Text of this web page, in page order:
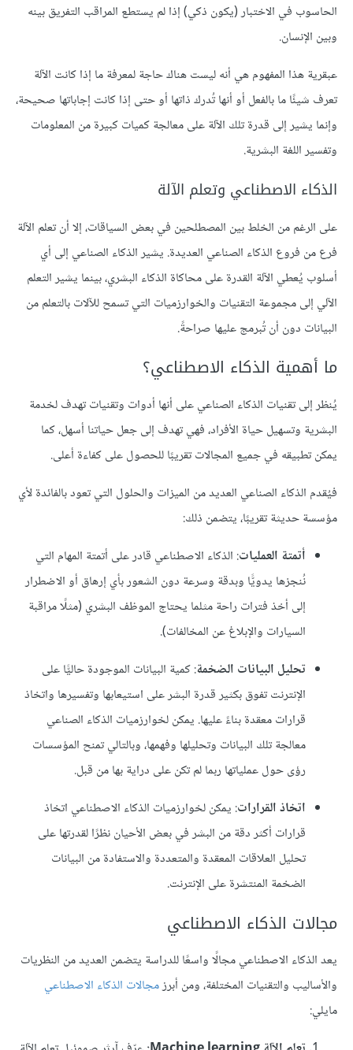
الحاسوب في الاختبار (يكون ذكي) إذا لم يستطع المراقب التفريق بينه
وبين الإنسان.
عبقرية هذا المفهوم هي أنه ليست هناك حاجة لمعرفة ما إذا كانت الآلة
تعرف شيئًا ما بالفعل أو أنها تُدرك ذاتها أو حتى إذا كانت إجاباتها صحيحة،
وإنما يشير إلى قدرة تلك الآلة على معالجة كميات كبيرة من المعلومات
وتفسير اللغة البشرية.
الذكاء الاصطناعي وتعلم الآلة
على الرغم من الخلط بين المصطلحين في بعض السياقات، إلا أن تعلم الآلة
فرع من فروع الذكاء الصناعي العديدة. يشير الذكاء الصناعي إلى أي
أسلوب يُعطي الآلة القدرة على محاكاة الذكاء البشري، بينما يشير التعلم
الآلي إلى مجموعة التقنيات والخوارزميات التي تسمح للآلات بالتعلم من
البيانات دون أن تُبرمج عليها صراحةً.
ما أهمية الذكاء الاصطناعي؟
يُنظر إلى تقنيات الذكاء الصناعي على أنها أدوات وتقنيات تهدف لخدمة
البشرية وتسهيل حياة الأفراد، فهي تهدف إلى جعل حياتنا أسهل، كما
يمكن تطبيقه في جميع المجالات تقريبًا للحصول على كفاءة أعلى.
فيُقدم الذكاء الصناعي العديد من الميزات والحلول التي تعود بالفائدة لأي
مؤسسة حديثة تقريبًا، يتضمن ذلك:
أتمتة العمليات: الذكاء الاصطناعي قادر على أتمتة المهام التي
نُنجزها يدويًّا وبدقة وسرعة دون الشعور بأي إرهاق أو الاضطرار
إلى أخذ فترات راحة مثلما يحتاج الموظف البشري (مثلًا مراقبة
السيارات والإبلاغ عن المخالفات).
تحليل البيانات الضخمة: كمية البيانات الموجودة حاليًّا على
الإنترنت تفوق بكثير قدرة البشر على استيعابها وتفسيرها واتخاذ
قرارات معقدة بناءً عليها. يمكن لخوارزميات الذكاء الصناعي
معالجة تلك البيانات وتحليلها وفهمها، وبالتالي تمنح المؤسسات
رؤى حول عملياتها ربما لم تكن على دراية بها من قبل.
اتخاذ القرارات: يمكن لخوارزميات الذكاء الاصطناعي اتخاذ
قرارات أكثر دقة من البشر في بعض الأحيان نظرًا لقدرتها على
تحليل العلاقات المعقدة والمتعددة والاستفادة من البيانات
الضخمة المنتشرة على الإنترنت.
مجالات الذكاء الاصطناعي
يعد الذكاء الاصطناعي مجالًا واسعًا للدراسة يتضمن العديد من النظريات
والأساليب والتقنيات المختلفة، ومن أبرزمجالات الذكاء الاصطناعي
مايلي: